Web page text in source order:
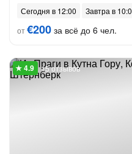
Сегодня в 12:00
Завтра в
от€200 за всё до 6 чел.
15 отзывов